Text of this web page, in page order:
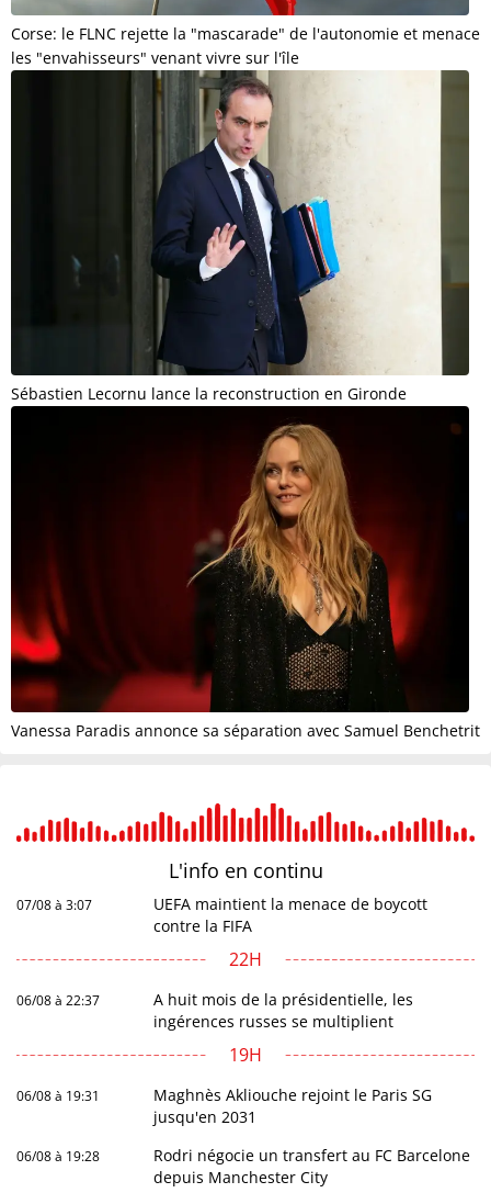
Corse: le FLNC rejette la "mascarade" de l'autonomie et menace
les "envahisseurs" venant vivre sur l'île
Sébastien Lecornu lance la reconstruction en Gironde
Vanessa Paradis annonce sa séparation avec Samuel Benchetrit
L'info en continu
07/08 à 3:07
UEFA maintient la menace de boycott
contre la FIFA
22H
06/08 à 22:37
A huit mois de la présidentielle, les
ingérences russes se multiplient
19H
06/08 à 19:31
Maghnès Akliouche rejoint le Paris SG
jusqu'en 2031
06/08 à 19:28
Rodri négocie un transfert au FC Barcelone
depuis Manchester City